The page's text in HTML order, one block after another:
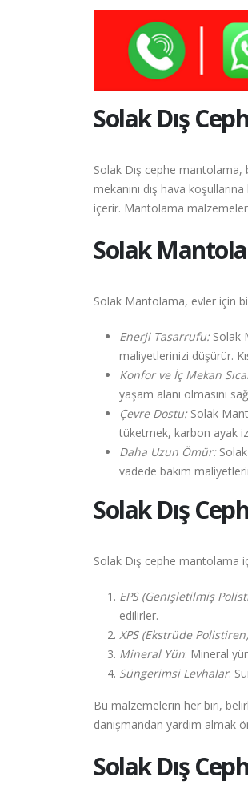
SolakDış
Solak Dış cephe mantolama,
mekanını dış hava
içerir. Mantolama malzemeleri,
Solak
Solak Mantolama, evler için
Enerji Tasarrufu:Solak
maliyetlerinizi düşürür.
Konfor ve İç Mekan
yaşam alanı olmasını
Çevre Dostu:Solak
tüketmek, karbon ayak
Daha Uzun Ömür:Solak
vadede bakım
SolakDış
Solak Dış cephe mantolama
EPS (Genişletilmiş
edilirler.
XPS (Ekstrüde Polistiren)
Mineral Yün: Mineral
Süngerimsi Levhalar:
Bu malzemelerin her biri,
danışmandan yardım almak
SolakDış